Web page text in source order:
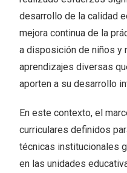
desarrollo de la calidad
mejora continua de la
a disposición de niños y
aprendizajes diversas
aporten a su desarrollo
En este contexto, el
curriculares definidos
técnicas institucionales
en las unidades